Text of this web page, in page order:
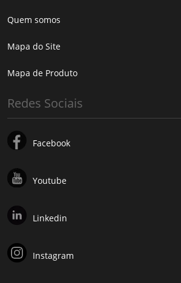
Quem somos
Mapa do Site
Mapa de Produto
Redes Sociais
Facebook
Youtube
Linkedin
Instagram